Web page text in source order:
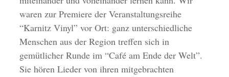
waren zur Premiere der Veranstaltungsreihe
“Karnitz Vinyl” vor Ort: ganz unterschiedliche
Menschen aus der Region treffen sich in
gemütlicher Runde im “Café am Ende der Welt”.
Sie hören Lieder von ihren mitgebrachten